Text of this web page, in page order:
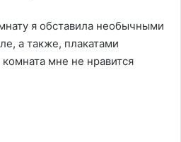
я обставила необычными
а также, плакатами
мне не нравится